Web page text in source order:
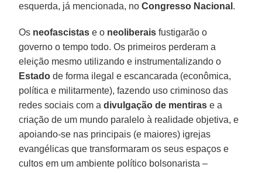
esquerda, já mencionada, noCongresso Nacional .
Os neofascistas e o neoliberais fustigarão o
governo o tempo todo. Os primeiros perderam a
eleição mesmo utilizando e instrumentalizando o
Estado de forma ilegal e escancarada (econômica,
política e militarmente), fazendo uso criminoso das
redes sociais com adivulgação de mentiras e a
criação de um mundo paralelo à realidade objetiva, e
apoiando-se nas principais (e maiores) igrejas
evangélicas que transformaram os seus espaços e
cultos em um ambiente político bolsonarista –